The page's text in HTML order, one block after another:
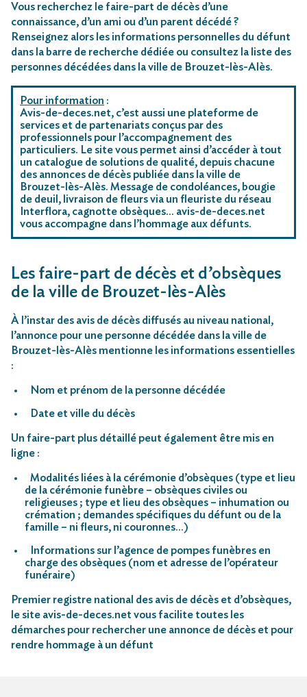
Vous recherchez le faire-part de décès d’une
connaissance, d’un ami ou d’un parent décédé ?
Renseignez alors les informations personnelles du défunt
dans la barre de recherche dédiée ou consultez la liste des
personnes décédées dans la ville de Brouzet-lès-Alès.
Pour information :
Avis-de-deces.net, c’est aussi une plateforme de
services et de partenariats conçus par des
professionnels pour l’accompagnement des
particuliers. Le site vous permet ainsi d’accéder à tout
un catalogue de solutions de qualité, depuis chacune
des annonces de décès publiée dans la ville de
Brouzet-lès-Alès. Message de condoléances, bougie
de deuil, livraison de fleurs via un fleuriste du réseau
Interflora, cagnotte obsèques… avis-de-deces.net
vous accompagne dans l’hommage aux défunts.
Les faire-part de décès et d’obsèques
de la ville de Brouzet-lès-Alès
À l’instar des avis de décès diffusés au niveau national,
l’annonce pour une personne décédée dans la ville de
Brouzet-lès-Alès mentionne les informations essentielles
:
Nom et prénom de la personne décédée
Date et ville du décès
Un faire-part plus détaillé peut également être mis en
ligne :
Modalités liées à la cérémonie d’obsèques (type et lieu
de la cérémonie funèbre – obsèques civiles ou
religieuses ; type et lieu des obsèques – inhumation ou
crémation ; demandes spécifiques du défunt ou de la
famille – ni fleurs, ni couronnes…)
Informations sur l’agence de pompes funèbres en
charge des obsèques (nom et adresse de l’opérateur
funéraire)
Premier registre national des avis de décès et d’obsèques,
le site avis-de-deces.net vous facilite toutes les
démarches pour rechercher une annonce de décès et pour
rendre hommage à un défunt